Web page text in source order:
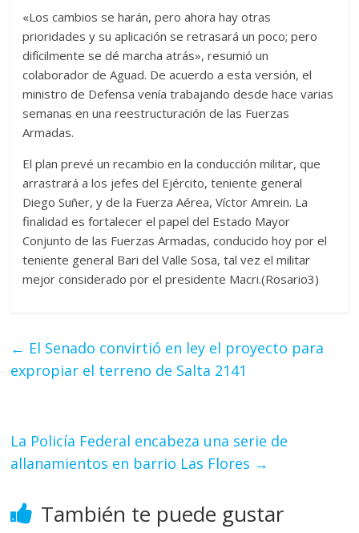
«Los cambios se harán, pero ahora hay otras
prioridades y su aplicación se retrasará un poco; pero
difícilmente se dé marcha atrás», resumió un
colaborador de Aguad. De acuerdo a esta versión, el
ministro de Defensa venía trabajando desde hace varias
semanas en una reestructuración de las Fuerzas
Armadas.
El plan prevé un recambio en la conducción militar, que
arrastrará a los jefes del Ejército, teniente general
Diego Suñer, y de la Fuerza Aérea, Víctor Amrein. La
finalidad es fortalecer el papel del Estado Mayor
Conjunto de las Fuerzas Armadas, conducido hoy por el
teniente general Bari del Valle Sosa, tal vez el militar
mejor considerado por el presidente Macri.(Rosario3)
← El Senado convirtió en ley el proyecto para
expropiar el terreno de Salta 2141
La Policía Federal encabeza una serie de
allanamientos en barrio Las Flores →
También te puede gustar